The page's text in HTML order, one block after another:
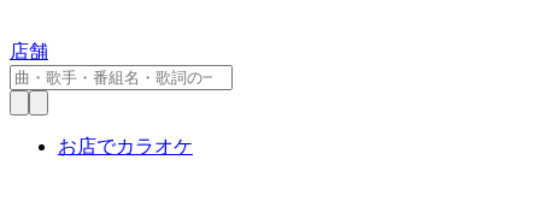
店舗
お店でカラオケ